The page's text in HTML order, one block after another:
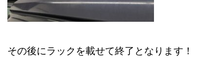
その後にラックを載せて終了となります！